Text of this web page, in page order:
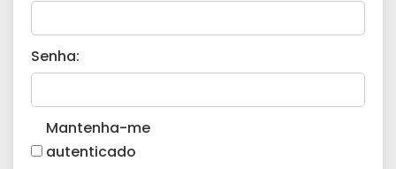
Senha:
Mantenha-me
autenticado